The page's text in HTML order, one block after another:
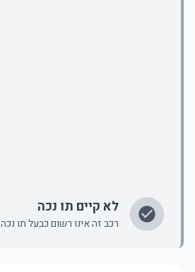
לא קיים תו נכה
רכב זה אינו רשום כבעל תו נכה